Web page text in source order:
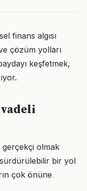
finans algısı
çözüm yolları
keşfetmek,
gerçekçi olmak
bir yol
çok önüne